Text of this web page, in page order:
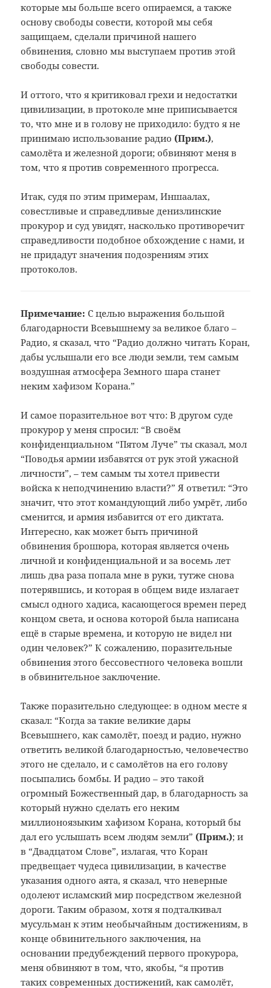
которые мы больше всего опираемся, а также
основу свободы совести, которой мы себя
защищаем, сделали причиной нашего
обвинения, словно мы выступаем против этой
свободы совести.
И оттого, что я критиковал грехи и недостатки
цивилизации, в протоколе мне приписывается
то, что мне и в голову не приходило: будто я не
принимаю использование радио (Прим.),
самолёта и железной дороги; обвиняют меня в
том, что я против современного прогресса.
Итак, судя по этим примерам, Иншаалах,
совестливые и справедливые денизлинские
прокурор и суд увидят, насколько противоречит
справедливости подобное обхождение с нами, и
не придадут значения подозрениям этих
протоколов.
Примечание:С целью выражения большой
благодарностиВсевышнему за великое благо ‒
Радио,я сказал, что “Радио должно читатьКоран,
дабы услышали его все люди земли,тем самым
воздушная атмосфера Земногошара станет
неким хафизом Корана.”
И самое поразительное вот что: В другом суде
прокурор у меня спросил: “В своём
конфиденциальном “Пятом Луче” ты сказал, мол
“Поводья армии избавятся от рук этой ужасной
личности”, – тем самым ты хотел привести
войска к неподчинению власти?” Я ответил: “Это
значит, что этот командующий либо умрёт, либо
сменится, и армия избавится от его диктата.
Интересно, как может быть причиной
обвинения брошюра, которая является очень
личной и конфиденциальной и за восемь лет
лишь два раза попала мне в руки, тутже снова
потерявшись, и которая в общем виде излагает
смысл одного хадиса, касающегося времен перед
концом света, и основа которой была написана
ещё в старые времена, и которую не видел ни
один человек?” К сожалению, поразительные
обвинения этого бессовестного человека вошли
в обвинительное заключение.
Также поразительно следующее: в одном месте я
сказал: “Когда за такие великие дары
Всевышнего, как самолёт, поезд и радио, нужно
ответить великой благодарностью, человечество
этого не сделало, и с самолётов на его голову
посыпались бомбы. И радио – это такой
огромный Божественный дар, в благодарность за
который нужно сделать его неким
миллионоязыким хафизом Корана, который бы
дал его услышать всем людям земли” (Прим.); и
в “Двадцатом Слове”, излагая, что Коран
предвещает чудеса цивилизации, в качестве
указания одного аята, я сказал, что неверные
одолеют исламский мир посредством железной
дороги. Таким образом, хотя я подталкивал
мусульман к этим необычайным достижениям, в
конце обвинительного заключения, на
основании предубеждений первого прокурора,
меня обвиняют в том, что, якобы, “я против
таких современных достижений, как самолёт,